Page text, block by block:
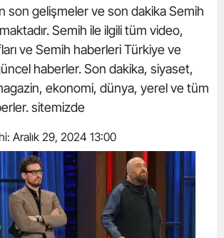
son gelişmeler ve son dakika Semih
Semih ile ilgili tüm video,
ve Semih haberleri Türkiye ve
haberler. Son dakika, siyaset,
ekonomi, dünya, yerel ve tüm
sitemizde
Aralık 29, 2024 13:00